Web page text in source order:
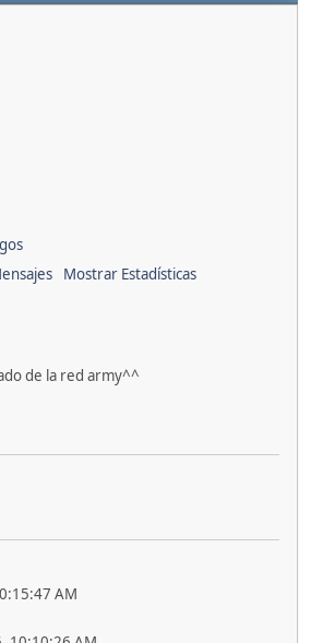
Mostrar Estadísticas
de la red army^^
AM